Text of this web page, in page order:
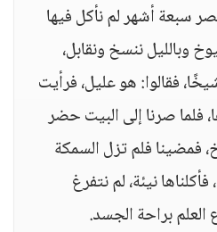
سبعة أشهر لم نأكل فيها
وبالليل ننسخ ونقابل،
فقالوا: هو عليل، فرأيت
فلما صرنا إلى البيت حضر
فلم تزل السمكة
نيئة، لم نتفرغ
براحة الجسد.